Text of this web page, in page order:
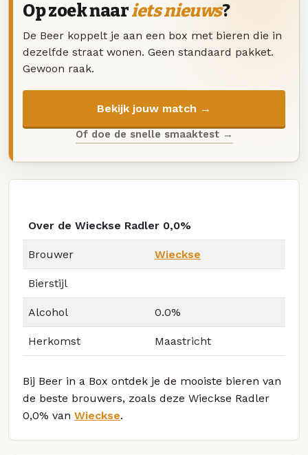
Op zoek naariets nieuws?
De Beer koppelt je aan een box met bieren die in
dezelfde straat wonen. Geen standaard pakket.
Gewoon raak.
Bekijk jouw match →
Of doe de snelle smaaktest →
Over de Wieckse Radler 0,0%
Brouwer Wieckse
Bierstijl
Alcohol 0.0%
Herkomst Maastricht
Bij Beer in a Box ontdek je de mooiste bieren van
de beste brouwers, zoals deze Wieckse Radler
0,0% van Wieckse.